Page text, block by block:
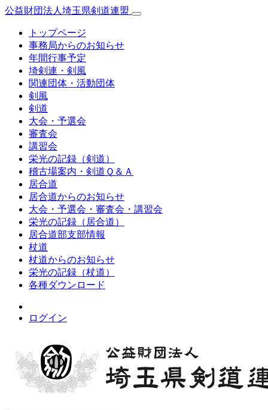
公益財団法人埼玉県剣道連盟
トップページ
事務局からのお知らせ
年間行事予定
埼剣連・剣風
関連団体・活動団体
剣風
剣道
大会・予選会
審査会
講習会
栄光の記録（剣道）
稽古場案内・剣道Ｑ＆Ａ
居合道
居合道からのお知らせ
大会・予選会・審査会・講習会
栄光の記録（居合道）
居合道部支部情報
杖道
杖道からのお知らせ
栄光の記録（杖道）
各種ダウンロード
ログイン